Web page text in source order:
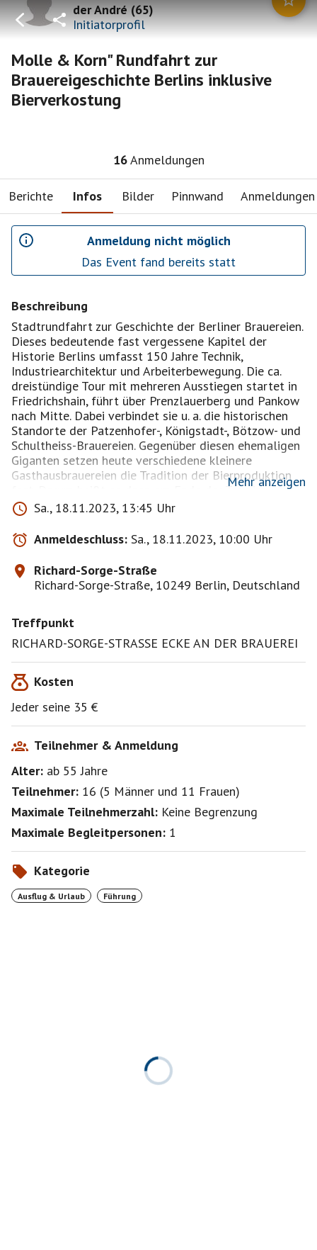
der André(65)
Initiatorprofil
Molle & Korn" Rundfahrt zur
Brauereigeschichte Berlins inklusive
Bierverkostung
16Anmeldungen
Berichte Infos Bilder Pinnwand Anmeldungen
Anmeldung nicht möglich
Das Event fand bereits statt
Beschreibung
Stadtrundfahrt zur Geschichte der Berliner Brauereien.
Dieses bedeutende fast vergessene Kapitel der
Historie Berlins umfasst 150 Jahre Technik,
Industriearchitektur und Arbeiterbewegung. Die ca.
dreistündige Tour mit mehreren Ausstiegen startet in
Friedrichshain, führt über Prenzlauerberg und Pankow
nach Mitte. Dabei verbindet sie u. a. die historischen
Stand­orte der Patzenhofer-, Königstadt-, Bötzow- und
Schultheiss-Brauereien. Gegenüber diesen ehemaligen
Giganten setzen heute verschiedene kleinere
Gasthausbrauereien die Tradition der Bierproduktion
fort. Darum heißt es dann am Ende der Tour im
Brauhaus beim Genuss verschiedener selbstgebrauter
Biersorten: na denn ma Prost!
Tickets besorgt sich jeder selbst unter
https://www.unter-berlin.de/Tickets.160.0.html
lange Vorrat reicht, Achtung es gibt zwei Termine bitte
den am 18.11.2023.buchen,haltet euch ran.
Mehr anzeigen
Sa., 18.11.2023, 13:45 Uhr
Anmeldeschluss: Sa., 18.11.2023, 10:00 Uhr
Richard-Sorge-Straße
Richard-Sorge-Straße, 10249 Berlin, Deutschland
Treffpunkt
RICHARD-SORGE-STRASSE ECKE AN DER BRAUEREI
Kosten
Jeder seine 35 €
Teilnehmer & Anmeldung
Alter: ab 55Jahre
Teilnehmer: 16 (5 Männer und 11 Frauen)
Maximale Teilnehmerzahl: Keine Begrenzung
Maximale Begleitpersonen: 1
Kategorie
Ausflug & Urlaub Führung